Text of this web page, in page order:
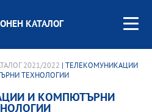
КАТАЛОГ
2021/2022 | ТЕЛЕКОМУНИКАЦИИ
ТЕХНОЛОГИИ
И КОМПЮТЪРНИ